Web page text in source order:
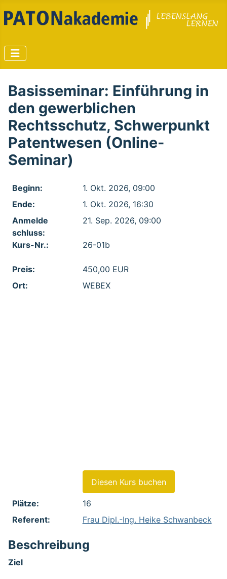
Basisseminar: Einführung in
den gewerblichen
Rechtsschutz, Schwerpunkt
Patentwesen (Online-
Seminar)
Beginn:
1. Okt. 2026, 09:00
Ende:
1. Okt. 2026, 16:30
Anmelde​
schluss:
21. Sep. 2026, 09:00
Kurs-Nr.: 26-01b
Preis:
450,00 EUR
Ort:
WEBEX
Diesen Kurs buchen
Plätze:
16
Referent:
Frau Dipl.-Ing. Heike Schwanbeck
Beschreibung
Ziel